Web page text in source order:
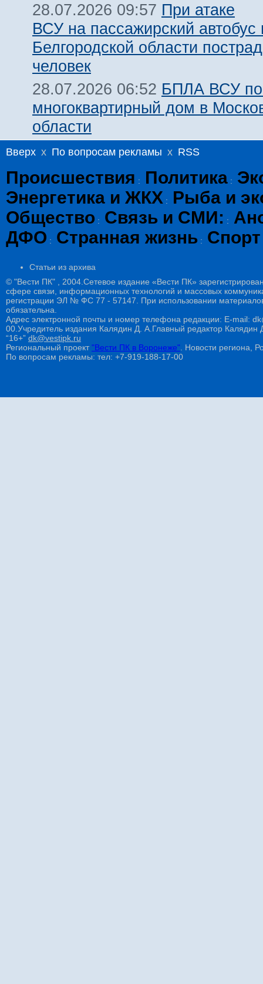
28.07.2026 09:57 При атаке
ВСУ на пассажирский автобус
Белгородской области
человек
28.07.2026 06:52 БПЛА ВСУ
многоквартирный дом в
области
Вверх x По вопросам рекламы x RSS
Происшествия : Политика :
Энергетика и ЖКХ :
Рыба и
Общество : Связь и СМИ: :
ДФО : Странная жизнь : Спорт
Статьи из архива
© "Вести ПК" , 2004.Сетевое издание «Вести ПК»
сфере связи, информационных технологий и массовых
регистрации ЭЛ № ФС 77 - 57147. При использовании
обязательна.
Адрес электронной почты и номер телефона редакции: E-mail:
00.Учредитель издания Калядин Д. А.Главный редактор
“16+” dk@vestipk.ru
Региональный проект"Вести ПК в Воронеже" . Новости региона,
По вопросам рекламы: тел: +7-919-188-17-00